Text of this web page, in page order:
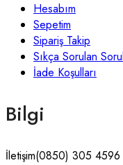
Hesabım
Sepetim
Sipariş Takip
Sıkça Sorulan
İade Koşulları
Bilgi
İletişim(0850) 305 4596